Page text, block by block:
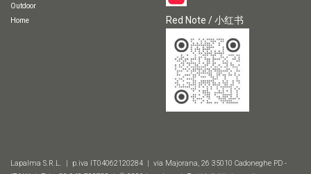
Outdoor
Home
Red Note / 小红书
Lapalma S.R.L. | p.iva IT04062120284 | via Majorana, 26 35010 Cadoneghe PD -